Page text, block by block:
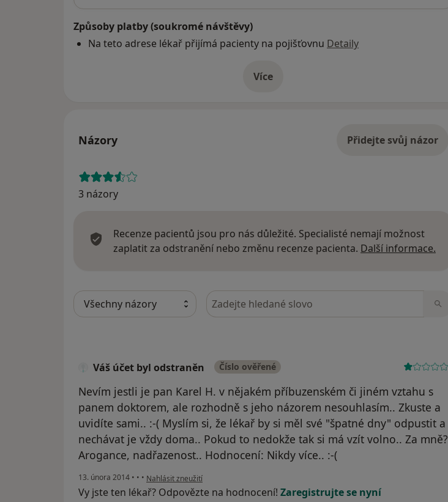
Způsoby platby (soukromé návštěvy)
Na teto adrese lékař přijímá pacienty na pojišťovnu Detaily
Víceo adrese
Názory Přidejte svůj názor
3 názory
Recenze pacientů jsou pro nás důležité. Specialisté nemají možnost
zaplatit za odstranění nebo změnu recenze pacienta. Další informace.
Hledejte v názorech
Váš účet byl odstraněn Číslo ověřené
Nevím jestli je pan Karel H. v nějakém příbuzenském či jiném vztahu s
panem doktorem, ale rozhodně s jeho názorem nesouhlasím.. Zkuste a
uvidíte sami.. :-( Myslím si, že lékař by si měl své "špatné dny" odpustit a
nechávat je vždy doma.. Pokud to nedokže tak si má vzít volno.. Za mně?
Arogance, nadřazenost.. Hodnocení: Nikdy více.. :-(
13. února 2014 • • • podle názoru uživatele Váš účet byl odstraněn
Nahlásit zneužití
Vy jste ten lékař? Odpovězte na hodnocení! Zaregistrujte se nyní